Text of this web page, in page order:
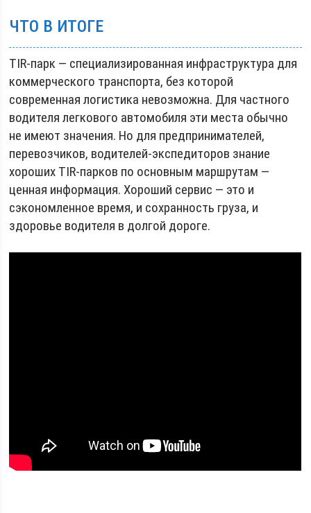
ЧТО В ИТОГЕ
TIR-парк — специализированная инфраструктура для
коммерческого транспорта, без которой
современная логистика невозможна. Для частного
водителя легкового автомобиля эти места обычно
не имеют значения. Но для предпринимателей,
перевозчиков, водителей-экспедиторов знание
хороших TIR-парков по основным маршрутам —
ценная информация. Хороший сервис — это и
сэкономленное время, и сохранность груза, и
здоровье водителя в долгой дороге.